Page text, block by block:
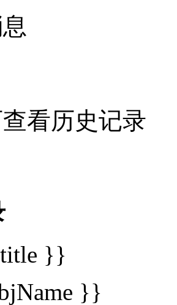
看历史记录
}}
}}